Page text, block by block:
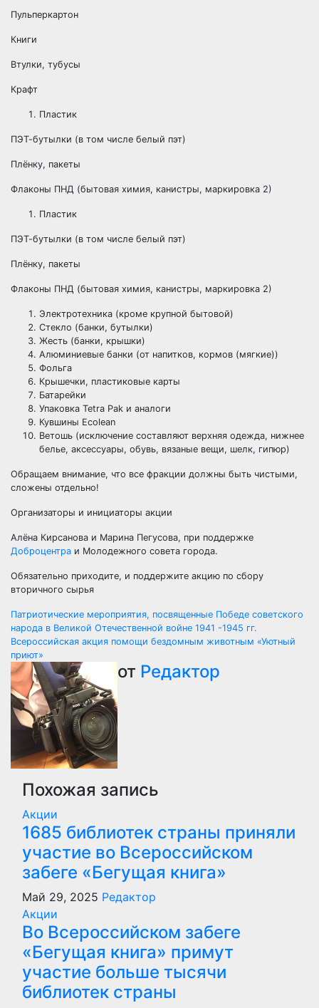
Пульперкартон
Книги
Втулки, тубусы
Крафт
Пластик
ПЭТ-бутылки (в том числе белый пэт)
Плёнку, пакеты
Флаконы ПНД (бытовая химия, канистры, маркировка 2)
Пластик
ПЭТ-бутылки (в том числе белый пэт)
Плёнку, пакеты
Флаконы ПНД (бытовая химия, канистры, маркировка 2)
Электротехника (кроме крупной бытовой)
Стекло (банки, бутылки)
Жесть (банки, крышки)
Алюминиевые банки (от напитков, кормов (мягкие))
Фольга
Крышечки, пластиковые карты
Батарейки
Упаковка Tetra Pak и аналоги
Кувшины Ecolean
Ветошь (исключение составляют верхняя одежда, нижнее
белье, аксессуары, обувь, вязаные вещи, шелк, гипюр)
Обращаем внимание, что все фракции должны быть чистыми,
сложены отдельно!
Организаторы и инициаторы акции
Алёна Кирсанова и Марина Пегусова, при поддержке
Доброцентра и Молодежного совета города.
Обязательно приходите, и поддержите акцию по сбору
вторичного сырья
Навигация
по
записям
Патриотические мероприятия, посвященные Победе советского
народа в Великой Отечественной войне 1941 -1945 гг.
Всероссийская акция помощи бездомным животным «Уютный
приют»
от Редактор
Похожая запись
Акции
1685 библиотек страны приняли
участие во Всероссийском
забеге «Бегущая книга»
Май 29, 2025 Редактор
Акции
Во Всероссийском забеге
«Бегущая книга» примут
участие больше тысячи
библиотек страны